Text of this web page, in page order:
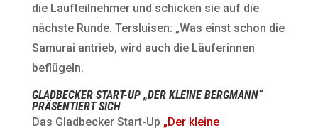
die Laufteilnehmer und schicken sie auf die
nächste Runde. Tersluisen: „Was einst schon die
Samurai antrieb, wird auch die Läuferinnen
beflügeln.
GLADBECKER START-UP „DER KLEINE BERGMANN“
PRÄSENTIERT SICH
Das Gladbecker Start-Up „Der kleine